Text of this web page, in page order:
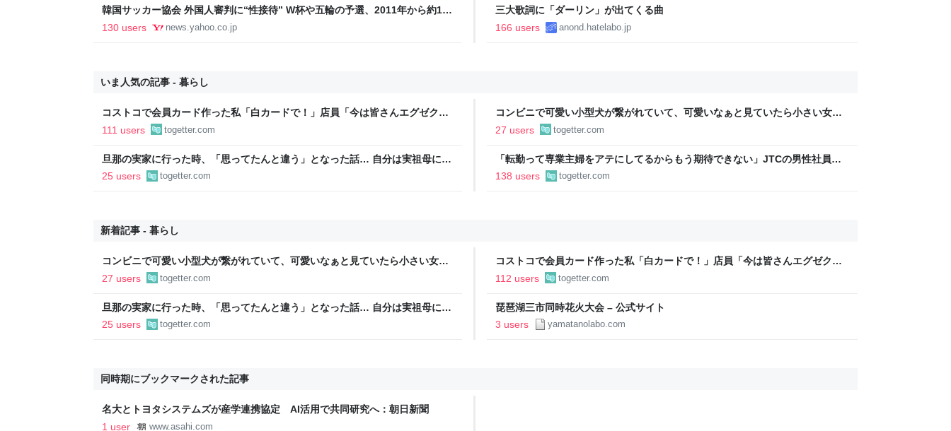
韓国サッカー協会 外国人審判に“性接待” W杯や五輪の予選、2011年から約1年
間で10人余に対し JNN報告書入手（TBS NEWS DIG Powered by JNN） -
130 users news.yahoo.co.jp
三大歌詞に「ダーリン」が出てくる曲
166 users
anond.hatelabo.jp
いま人気の記事 - 暮らし
コストコで会員カード作った私「白カードで！」店員「今は皆さんエグゼクテ
ィブカードしか作りませんけど？」→コストコのカード勧誘はやたら圧が強い
111 users togetter.com
コンビニで可愛い小型犬が繋がれていて、可愛いなぁと見ていたら小さい女の
子連れの母親がやってきて、子供が「可愛い！欲しい！」と言うと「連れて帰
27 users togetter.com
旦那の実家に行った時、「思ってたんと違う」となった話… 自分は実祖母に
「嫁いだらお客様じゃないから。恥じぬようしっかり働け」と言われていたの
で、嫁ぎ先で嫌われたら終わりと思い、張り切っていた
25 users togetter.com
「転勤って専業主婦をアテにしてるからもう期待できない」JTCの男性社員が
転勤を命じられるも「妻は3倍稼いでるので、それなら辞める」と言ったら、転
勤がなくなった
138 users togetter.com
新着記事 - 暮らし
コンビニで可愛い小型犬が繋がれていて、可愛いなぁと見ていたら小さい女の
子連れの母親がやってきて、子供が「可愛い！欲しい！」と言うと「連れて帰
27 users togetter.com
コストコで会員カード作った私「白カードで！」店員「今は皆さんエグゼクテ
ィブカードしか作りませんけど？」→コストコのカード勧誘はやたら圧が強い
112 users togetter.com
旦那の実家に行った時、「思ってたんと違う」となった話… 自分は実祖母に
「嫁いだらお客様じゃないから。恥じぬようしっかり働け」と言われていたの
25 users togetter.com
琵琶湖三市同時花火大会 – 公式サイト
3 users
yamatanolabo.com
同時期にブックマークされた記事
名大とトヨタシステムズが産学連携協定 AI活用で共同研究へ：朝日新聞
1 user
www.asahi.com